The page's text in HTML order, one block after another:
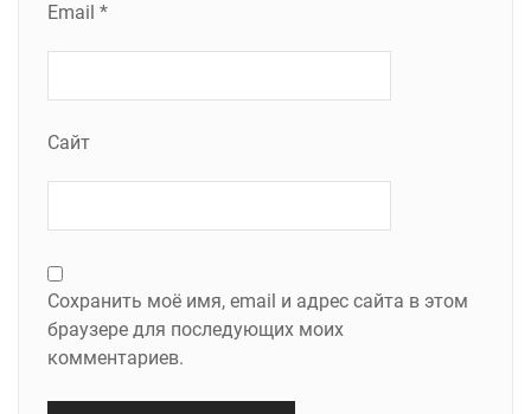
Email *
Сайт
Сохранить моё имя, email и адрес сайта в этом
браузере для последующих моих
комментариев.